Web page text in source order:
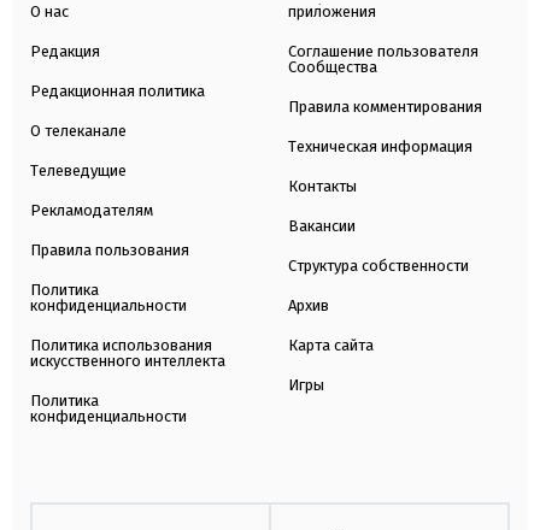
О нас
Редакция
Редакционная политика
О телеканале
Телеведущие
Рекламодателям
Правила пользования
Политика
конфиденциальности
Политика использования
искусственного интеллекта
Политика
конфиденциальности
приложения
Соглашение пользователя
Сообщества
Правила комментирования
Техническая информация
Контакты
Вакансии
Структура собственности
Архив
Карта сайта
Игры